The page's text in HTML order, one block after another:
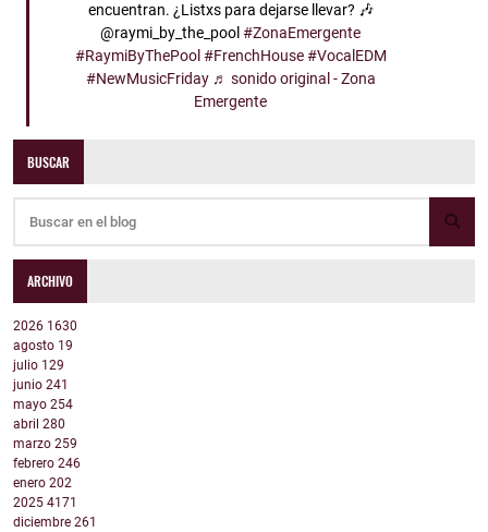
encuentran. ¿Listxs para dejarse llevar? 🎶
@raymi_by_the_pool#ZonaEmergente
#RaymiByThePool #FrenchHouse #VocalEDM
#NewMusicFriday ♬ sonido original - Zona
Emergente
BUSCAR
ARCHIVO
2026 1630
agosto 19
julio 129
junio 241
mayo 254
abril 280
marzo 259
febrero 246
enero 202
2025 4171
diciembre 261